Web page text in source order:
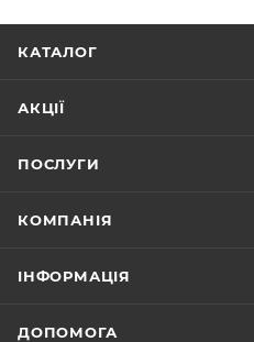
КАТАЛОГ
АКЦІЇ
ПОСЛУГИ
КОМПАНІЯ
ІНФОРМАЦІЯ
ДОПОМОГА